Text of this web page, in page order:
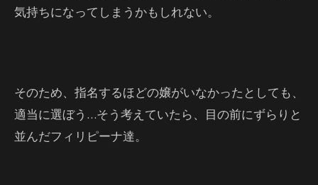
気持ちになってしまうかもしれない。
そのため、指名するほどの嬢がいなかったとしても、
適当に選ぼう…そう考えていたら、目の前にずらりと
並んだフィリピーナ達。